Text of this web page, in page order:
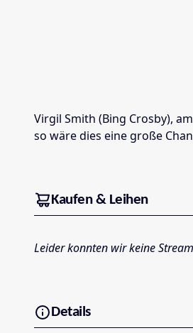
Virgil Smith (Bing Crosby),
so wäre dies eine große
Kaufen & Leihen
Leider konnten wir keine
Details